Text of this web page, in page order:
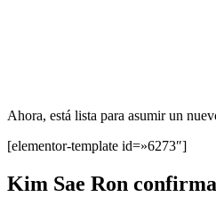
Ahora, está lista para asumir un
[elementor-template id=»6273″]
Kim Sae Ron